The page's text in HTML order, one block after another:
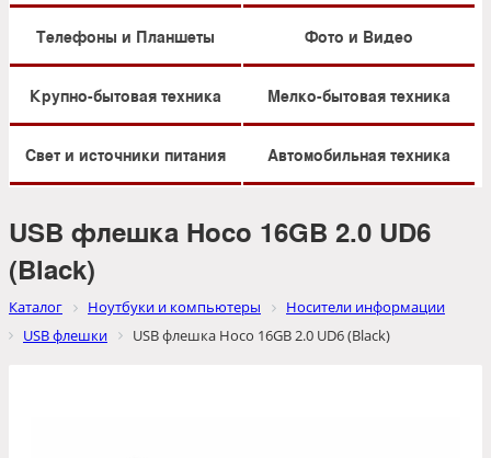
Телефоны и Планшеты Фото и Видео
Крупно-бытовая техника Мелко-бытовая техника
Свет и источники питания Автомобильная техника
USB флешка Hoco 16GB 2.0 UD6
(Black)
Каталог Ноутбуки и компьютеры
Носители информации
USB флешки
USB флешка Hoco 16GB 2.0 UD6 (Black)